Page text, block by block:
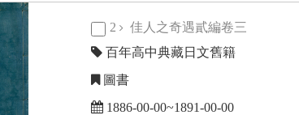
2
佳人之奇遇貳編卷三
百年高中典藏日文舊籍
圖書
1886-00-00~1891-00-00